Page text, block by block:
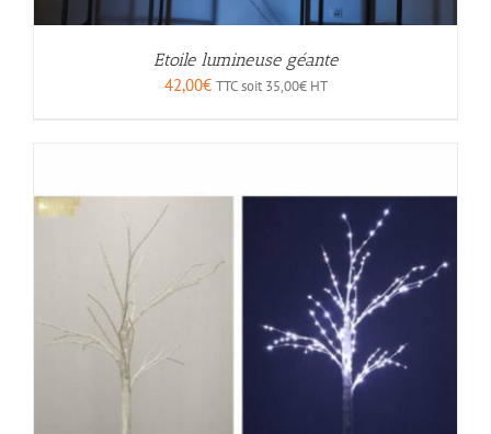
Etoile lumineuse géante
42,00€ TTC soit 35,00€HT